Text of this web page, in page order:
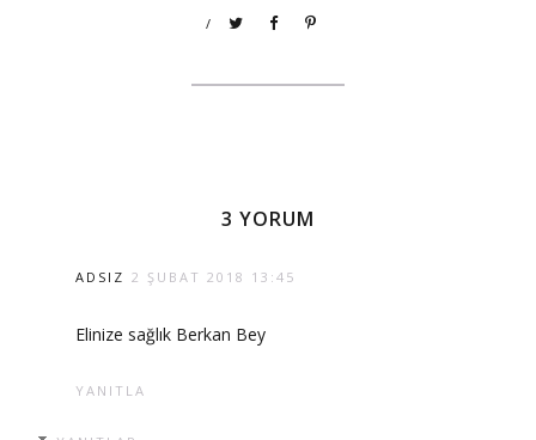
/
3 YORUM
ADSIZ 2 ŞUBAT 2018 13:45
Elinize sağlık Berkan Bey
YANITLA